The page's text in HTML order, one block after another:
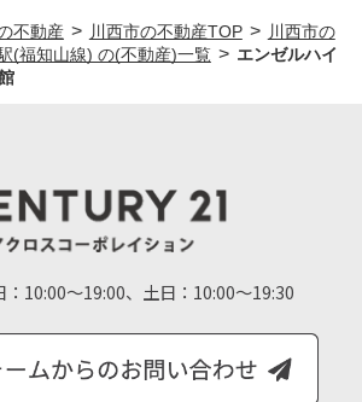
不動産 > 川西市の不動産TOP > 川西市の
(福知山線) の(不動産)一覧 > エンゼルハイ
：10:00～19:00、土日：10:00～19:30